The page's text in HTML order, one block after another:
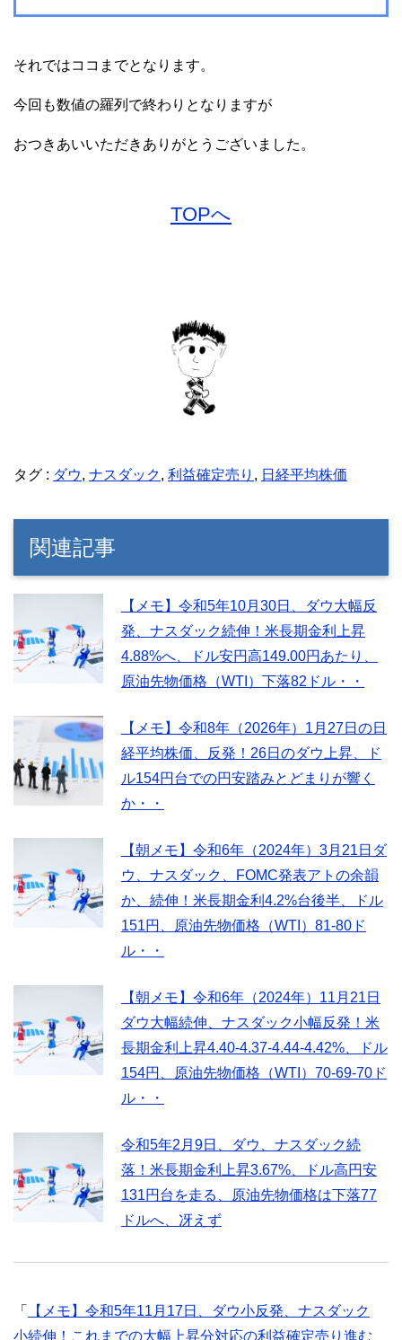
それではココまでとなります。
今回も数値の羅列で終わりとなりますが
おつきあいいただきありがとうございました。
TOPへ
タグ : ダウ, ナスダック, 利益確定売り , 日経平均株価
関連記事
【メモ】令和5年10月30日、ダウ大幅反
発、ナスダック続伸！米長期金利上昇
4.88%へ、ドル安円高149.00円あたり、
原油先物価格（WTI）下落82ドル・・
【メモ】令和8年（2026年）1月27日の日
経平均株価、反発！26日のダウ上昇、ド
ル154円台での円安踏みとどまりが響く
か・・
【朝メモ】令和6年（2024年）3月21日ダ
ウ、ナスダック、FOMC発表アトの余韻
か、続伸！米長期金利4.2%台後半、ドル
151円、原油先物価格（WTI）81-80ド
ル・・
【朝メモ】令和6年（2024年）11月21日
ダウ大幅続伸、ナスダック小幅反発！米
長期金利上昇4.40-4.37-4.44-4.42%、ドル
154円、原油先物価格（WTI）70-69-70ド
ル・・
令和5年2月9日、ダウ、ナスダック続
落！米長期金利上昇3.67%、ドル高円安
131円台を走る、原油先物価格は下落77
ドルへ、冴えず
「
【メモ】令和5年11月17日、ダウ小反発、ナスダック
小続伸！これまでの大幅上昇分対応の利益確定売り進む